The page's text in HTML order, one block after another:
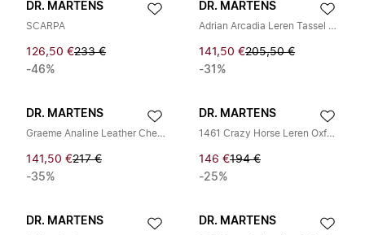
DR. MARTENS
SCARPA
126,50 €233 €
-46%
DR. MARTENS
Adrian Arcadia Leren Tassel Loafers
141,50 €205,50 €
-31%
DR. MARTENS
Graeme Analine Leather Chelsea Boots
141,50 €217 €
-35%
DR. MARTENS
1461 Crazy Horse Leren Oxford Schoenen
146 €194 €
-25%
DR. MARTENS DR. MARTENS